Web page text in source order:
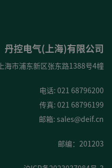
丹控电气(上海)有限公司
上海市浦东新区张东路1388号4幢
电话: 021 68796200
传真: 021 68796199
邮箱: sales@deif.cn
邮编：201203